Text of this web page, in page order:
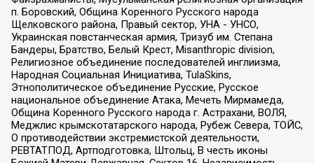
п. Боровский, Община Коренного Русского народа
Щелковского района, Правый сектор, УНА - УНСО,
Украинская повстанческая армия, Тризуб им. Степана
Бандеры, Братство, Белый Крест, Misanthropic division,
Религиозное объединение последователей инглиизма,
Народная Социальная Инициатива, TulaSkins,
Этнополитическое объединение Русские, Русское
национальное объединение Атака, Мечеть Мирмамеда,
Община Коренного Русского народа г. Астрахани, ВОЛЯ,
Меджлис крымскотатарского народа, Рубеж Севера, ТОЙС,
О противодействии экстремистской деятельности,
РЕВТАТПОД, Артподготовка, Штольц, В честь иконы